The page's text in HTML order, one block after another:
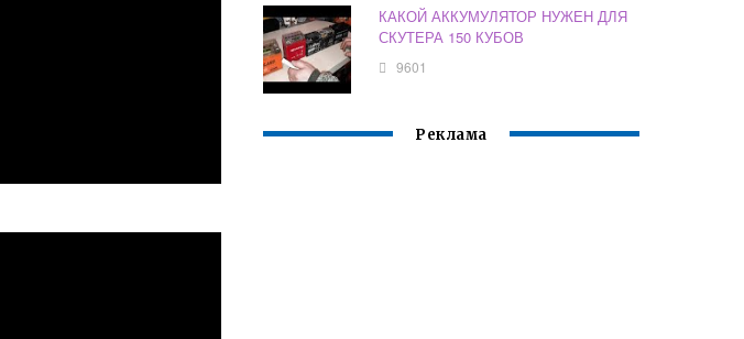
КАКОЙ АККУМУЛЯТОР НУЖЕН ДЛЯ
СКУТЕРА 150 КУБОВ
9601
Реклама